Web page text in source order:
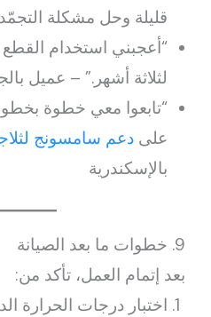
قليلة وحل مشكلة
“أعجبني استخدام القطع
لثلاثة أشهر.” – عميل
“تابعوا معي خطوة
علىدعم سامسونج
بالإسكندرية
9. خطوات ما بعد الصيانة
بعد إتمام العمل، تأكد من:
اختبار درجات الحرارة